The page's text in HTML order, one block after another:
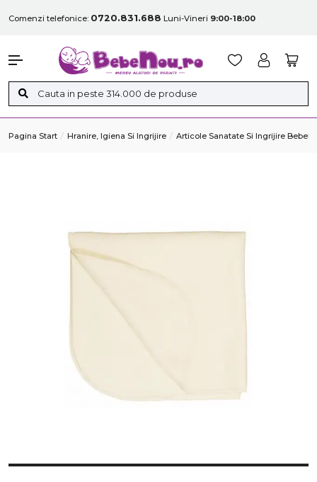
Comenzi telefonice: 0720.831.688 Luni-Vineri 9:00-18:00
Pagina Start Hranire, Igiena Si Ingrijire Articole Sanatate Si Ingrijire